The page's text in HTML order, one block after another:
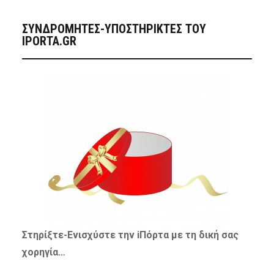
ΣΥΝΔΡΟΜΗΤΈΣ-ΥΠΟΣΤΗΡΙΚΤΈΣ ΤΟΥ
IPORTA.GR
Στηρίξτε-Ενισχύστετην iΠόρτα με τη δική σας
χορηγία…